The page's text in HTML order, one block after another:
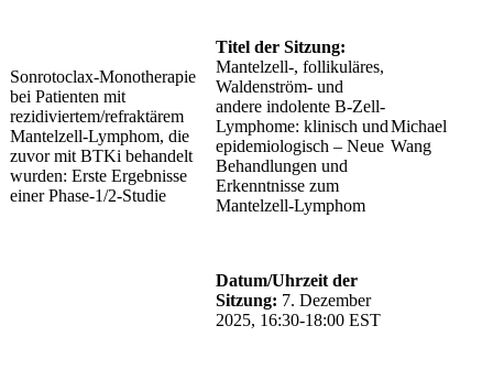
Sonrotoclax-Monotherapie
bei Patienten mit
rezidiviertem/refraktärem
Mantelzell-Lymphom, die
zuvor mit BTKi behandelt
wurden: Erste Ergebnisse
einer Phase-1/2-Studie
Titel der Sitzung:
Mantelzell-, follikuläres,
Waldenström- und
andere indolente B-Zell-
Lymphome: klinisch und
epidemiologisch – Neue
Behandlungen und
Erkenntnisse zum
Mantelzell-Lymphom
Datum/Uhrzeit der
Sitzung: 7. Dezember
2025, 16:30-18:00 EST
Michael
Wang